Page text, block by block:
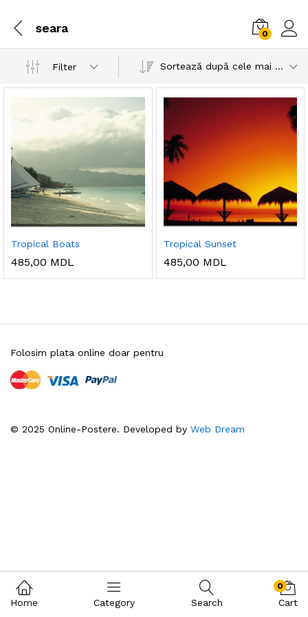
seara 0
Filter Sortează după cele mai recente
Tropical Boats
485,00 MDL
Tropical Sunset
485,00 MDL
© 2025 Online-Postere. Developed by Web Dream
Folosim plata online doar pentru
Home Category Search
0
Cart